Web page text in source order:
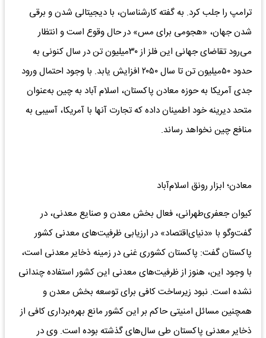
ترامپ را جلب کرد. به گفته کارشناسان، با دیجیتالی شدن و برقی
شدن جهان، «هجومی برای مس» در حال وقوع است و انتظار
می‌رود تقاضای جهانی این فلز از ۳۰‌میلیون تن در سال کنونی به
حدود ۵۰‌میلیون تن تا سال ۲۰۵۰ افزایش یابد. با وجود احتمال ورود
جدی آمریکا به حوزه معادن پاکستان، اسلام آباد به چین به‌عنوان
متحد دیرینه خود اطمینان داده که تجارت آنها با آمریکا، آسیبی به
منافع چین نخواهد رساند.
معادن؛ ابزار رونق اسلام‌آباد
کیوان جعفری‌طهرانی، فعال بخش معدن و صنایع معدنی، در
گفت‌وگو با «دنیای‌اقتصاد» در ارزیابی ظرفیت‌های معدنی کشور
پاکستان گفت: پاکستان کشوری غنی در زمینه ذخایر معدنی است،
با وجود این، هنوز از ظرفیت‌های معدنی این کشور استفاده چندانی
نشده است. نبود زیرساخت کافی برای توسعه بخش معدن و
همچنین مسائل امنیتی حاکم بر این کشور مانع بهره‌برداری کافی از
ذخایر معدنی پاکستان طی سال‌های گذشته بوده است. وی در